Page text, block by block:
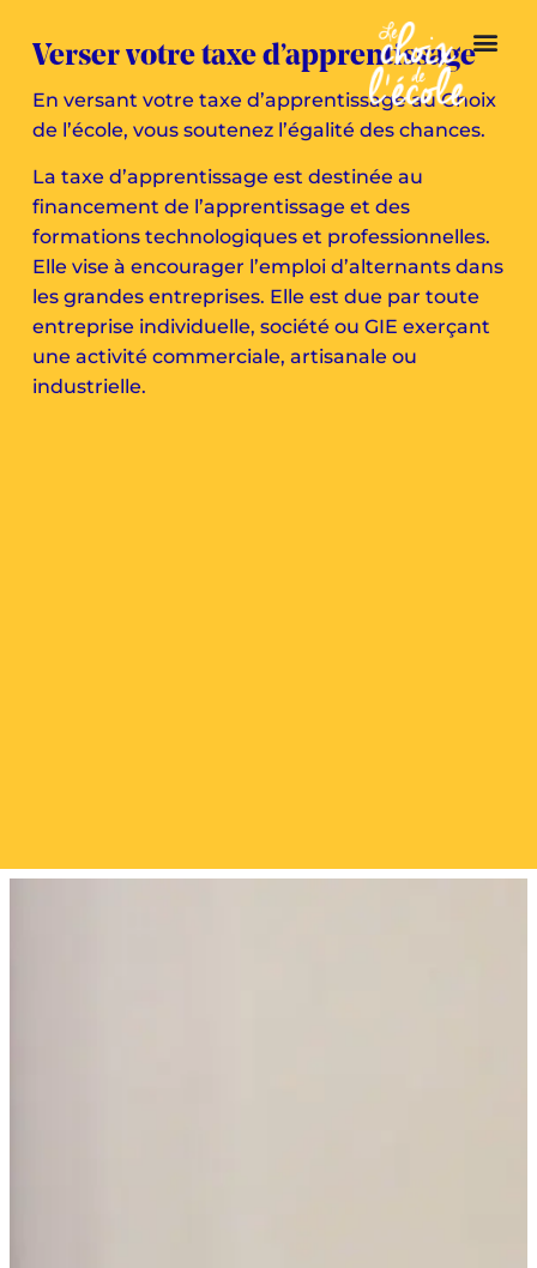
Verser votre taxe d’apprentissage
En versant votre taxe d’apprentissage au Choix
de l’école, vous soutenez l’égalité des chances.
La taxe d’apprentissage est destinée au
financement de l’apprentissage et des
formations technologiques et professionnelles.
Elle vise à encourager l’emploi d’alternants dans
les grandes entreprises. Elle est due par toute
entreprise individuelle, société ou GIE exerçant
une activité commerciale, artisanale ou
industrielle.